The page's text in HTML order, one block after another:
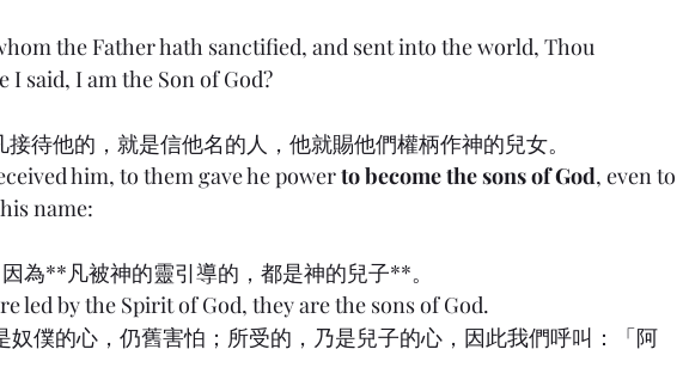
the Father hath sanctified, and sent into the world, Thou
I said, I am the Son of God?
接待他的，就是信他名的人，他就賜他們權柄作神的兒女。
him, to them gave he power to become the sons of God, even to
name:
為**凡被神的靈引導的，都是神的兒子**。
led by the Spirit of God, they are the sons of God.
奴僕的心，仍舊害怕；所受的，乃是兒子的心，因此我們呼叫：「阿